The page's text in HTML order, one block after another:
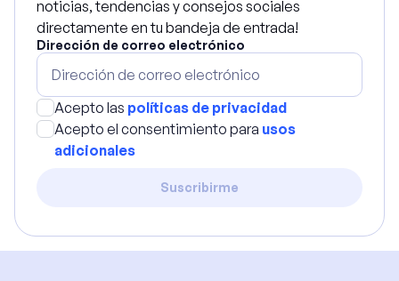
noticias, tendencias y consejos sociales
directamente en tu bandeja de entrada!
Dirección de correo electrónico
Acepto las políticas de privacidad
Acepto el consentimiento para usos
adicionales
Suscribirme